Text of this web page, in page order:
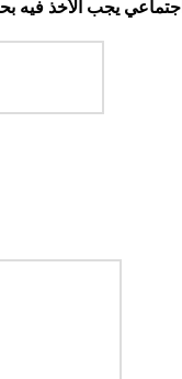
اجتماعي يجب الأخذ فيه